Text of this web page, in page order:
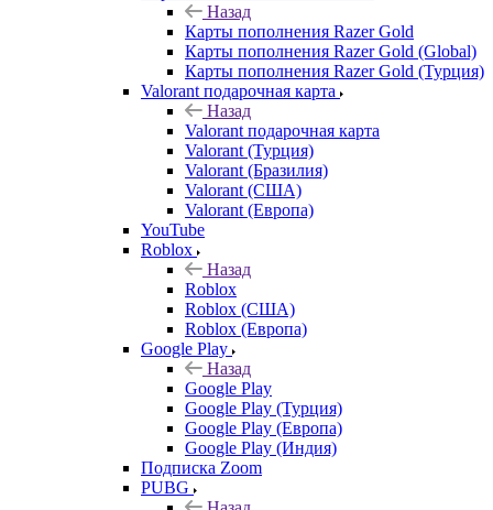
Назад
Карты пополнения Razer Gold
Карты пополнения Razer Gold (Global)
Карты пополнения Razer Gold (Турция)
Valorant подарочная карта
Назад
Valorant подарочная карта
Valorant (Турция)
Valorant (Бразилия)
Valorant (США)
Valorant (Европа)
YouTube
Roblox
Назад
Roblox
Roblox (США)
Roblox (Европа)
Google Play
Назад
Google Play
Google Play (Турция)
Google Play (Европа)
Google Play (Индия)
Подписка Zoom
PUBG